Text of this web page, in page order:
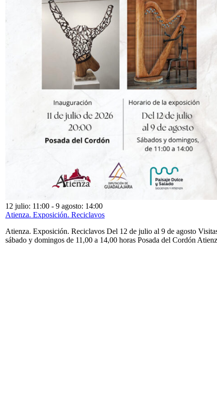
12 julio: 11:00 - 9 agosto: 14:00
Atienza. Exposición. Reciclavos
Atienza. Exposición. Reciclavos Del 12 de julio al 9 de agosto
sábado y domingos de 11,00 a 14,00 horas Posada del Cordón